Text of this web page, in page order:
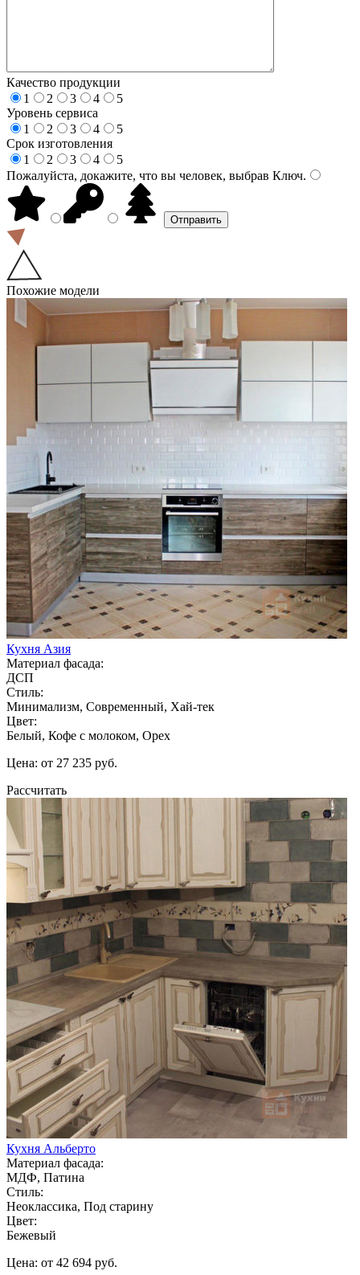
Качество продукции
1
2 3 4
5
Уровень сервиса
1
2 3 4
5
Срок изготовления
1
2 3 4
5
Пожалуйста, докажите, что вы человек, выбрав Ключ.
Похожие модели
Кухня Азия
Материал фасада:
ДСП
Стиль:
Минимализм, Современный, Хай-тек
Цвет:
Белый, Кофе с молоком, Орех
Цена: от 27 235 руб.
Рассчитать
Кухня Альберто
Материал фасада:
МДФ, Патина
Стиль:
Неоклассика, Под старину
Цвет:
Бежевый
Цена: от 42 694 руб.